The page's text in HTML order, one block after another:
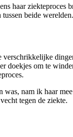
haar
beide werelden.
doekjes om te
nam ik haar
tegen de ziekte.